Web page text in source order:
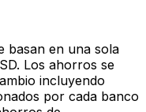
basan en una sola
Los ahorros se
incluyendo
por cada banco